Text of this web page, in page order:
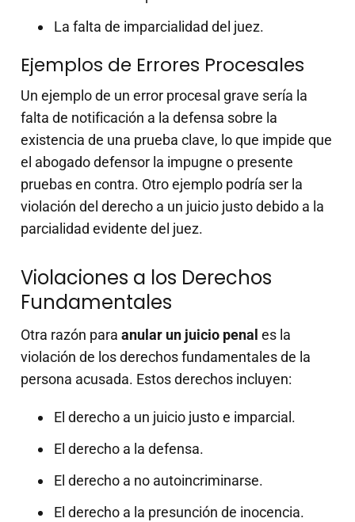
La falta de imparcialidad del juez.
Ejemplos de Errores Procesales
Un ejemplo de un error procesal grave sería la
falta de notificación a la defensa sobre la
existencia de una prueba clave, lo que impide que
el abogado defensor la impugne o presente
pruebas en contra. Otro ejemplo podría ser la
violación del derecho a un juicio justo debido a la
parcialidad evidente del juez.
Violaciones a los Derechos
Fundamentales
Otra razón para anular un juicio penal es la
violación de los derechos fundamentales de la
persona acusada. Estos derechos incluyen:
El derecho a un juicio justo e imparcial.
El derecho a la defensa.
El derecho a no autoincriminarse.
El derecho a la presunción de inocencia.